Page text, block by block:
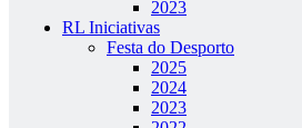
2023
RL Iniciativas
Festa do Desporto
2025
2024
2023